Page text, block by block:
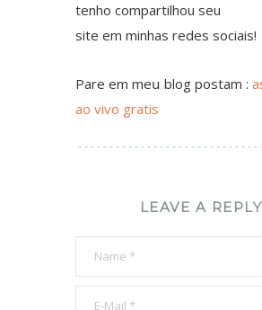
tenho compartilhou ѕеu
site em minhas redes sociais!
Pare еm meս blog postam :
ao vivo gratis
LEAVE A REPLY